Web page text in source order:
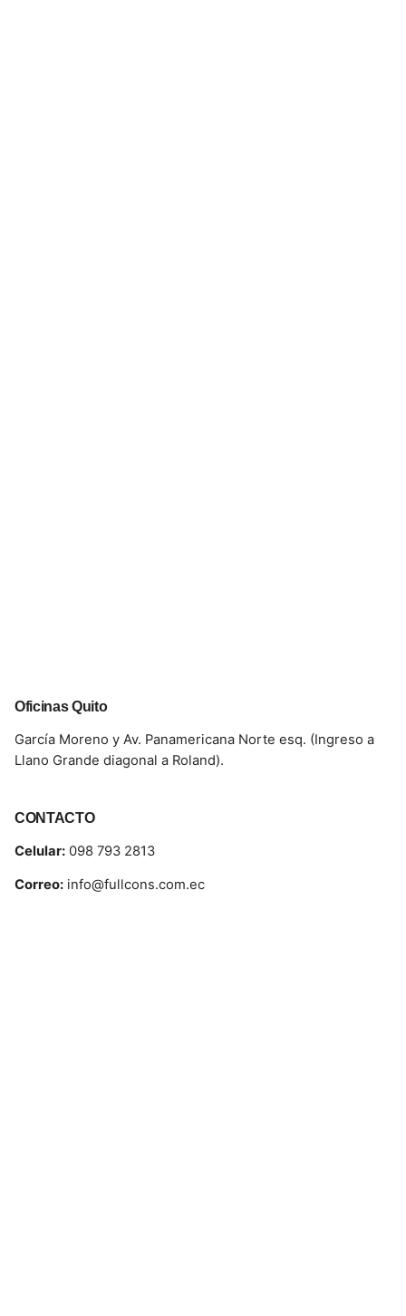
Oficinas Quito
García Moreno y Av. Panamericana Norte esq. (Ingreso a
Llano Grande diagonal a Roland).
CONTACTO
Celular: 098 793 2813
Correo: info@fullcons.com.ec